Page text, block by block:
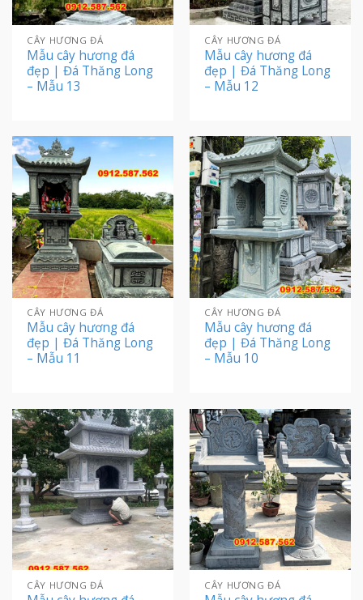
CÂY HƯƠNG ĐÁ
Mẫu cây hương đá
đẹp | Đá Thăng Long
– Mẫu 13
CÂY HƯƠNG ĐÁ
Mẫu cây hương đá
đẹp | Đá Thăng Long
– Mẫu 12
CÂY HƯƠNG ĐÁ
Mẫu cây hương đá
đẹp | Đá Thăng Long
– Mẫu 11
CÂY HƯƠNG ĐÁ
Mẫu cây hương đá
đẹp | Đá Thăng Long
– Mẫu 10
CÂY HƯƠNG ĐÁ CÂY HƯƠNG ĐÁ